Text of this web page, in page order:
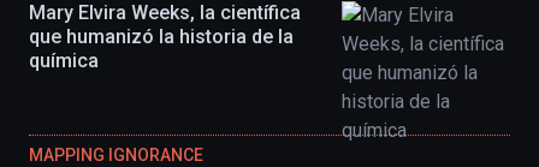
Mary Elvira Weeks, la científica
que humanizó la historia de la
química
MAPPING IGNORANCE